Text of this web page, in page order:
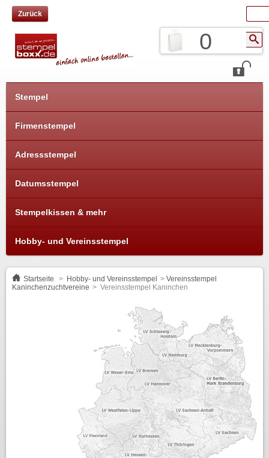
Zurück
0
Stempel
Firmenstempel
Adressstempel
Datumsstempel
Stempelkissen & mehr
Hobby- und Vereinsstempel
Startseite > Hobby- und Vereinsstempel > Vereinsstempel
Kaninchenzuchtvereine > Vereinsstempel Kaninchen